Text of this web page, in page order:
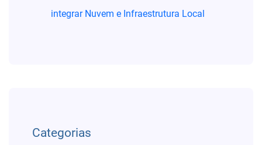
integrar Nuvem e Infraestrutura Local
Categorias